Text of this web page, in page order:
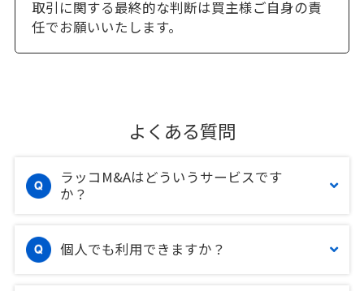
取引に関する最終的な判断は買主様ご自身の責
任でお願いいたします。
よくある質問
ラッコM&Aはどういうサービスです
か？
個人でも利用できますか？